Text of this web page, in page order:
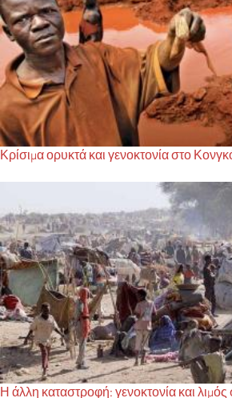
Κρίσιμα ορυκτά και γενοκτονία στο
Η άλλη καταστροφή: γενοκτονία και